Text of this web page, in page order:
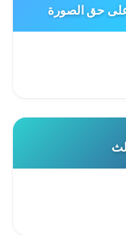
حق الصورة